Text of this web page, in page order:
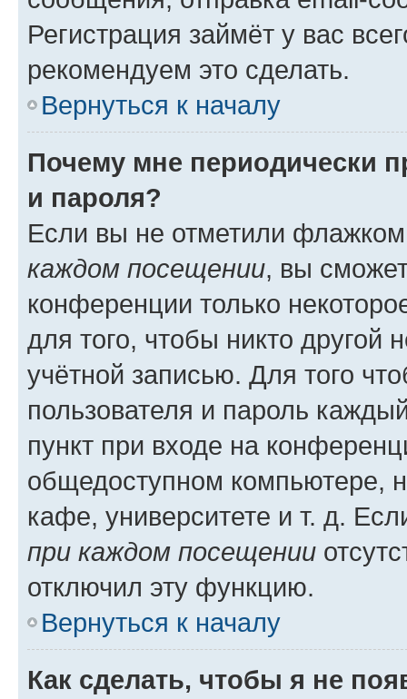
Регистрация займёт у вас
рекомендуем это сделать.
Вернуться к началу
Почему мне периодически
и пароля?
Если вы не отметили
каждом посещении, вы
конференции только
для того, чтобы никто другой
учётной записью. Для того
пользователя и пароль
пункт при входе на
общедоступном компьютере,
кафе, университете и т. д.
при каждом посещении
отключил эту функцию.
Вернуться к началу
Как сделать, чтобы я не